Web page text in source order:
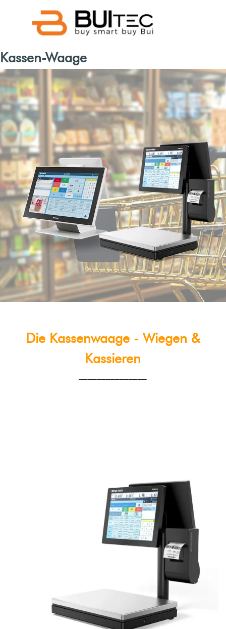
Menü überspringen
Kassen-Waage
Die Kassenwaage - Wiegen &
Kassieren